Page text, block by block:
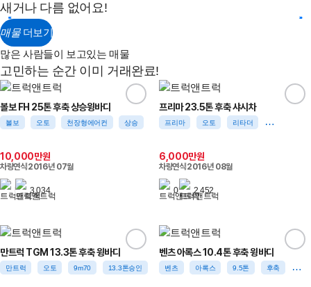
새거나 다름 없어요!
매물더보기
많은 사람들이 보고있는 매물
고민하는 순간 이미 거래완료!
볼보 FH 25톤 후축 상승윙바디
볼보 오토 천장형에어컨 상승
10,000만원
차량연식2016년 07월
3,034
프리마 23.5톤 후축 샤시차
프리마 오토 리타더 4채널블박
6,000만원
차량연식2016년 08월
0 2,452
만트럭 TGM 13.3톤 후축 윙바디
만트럭 오토 9m70 13.3톤승인
벤츠 아록스 10.4톤 후축 윙바디
벤츠 아록스 9.5톤 후축 윙